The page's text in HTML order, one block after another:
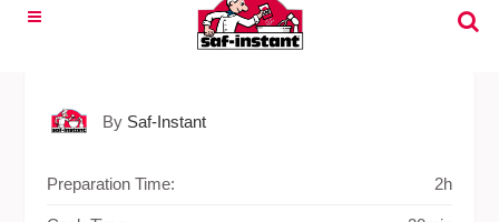
By Saf-Instant
Preparation Time: 2h